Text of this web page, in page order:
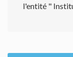
l'entité "